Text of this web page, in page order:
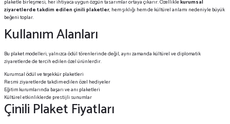
plaketle birleşmesi, her ihtiyaca uygun özgün tasarımlar ortaya çıkarır. Özelliklekurumsal
ziyaretlerde takdim edilen çinili plaketler, hem şıklığı hem de kültürel anlamı nedeniyle büyük
beğeni toplar.
Kullanım Alanları
Bu plaket modelleri, yalnızca ödül törenlerinde değil, aynı zamanda kültürel ve diplomatik
ziyaretlerde de tercih edilen özel ürünlerdir.
Kurumsal ödül ve teşekkür plaketleri
Resmi ziyaretlerde takdim edilen özel hediyeler
Eğitim kurumlarında başarı ve anı plaketleri
Kültürel etkinliklerde prestijli sunumlar
Çinili Plaket Fiyatları